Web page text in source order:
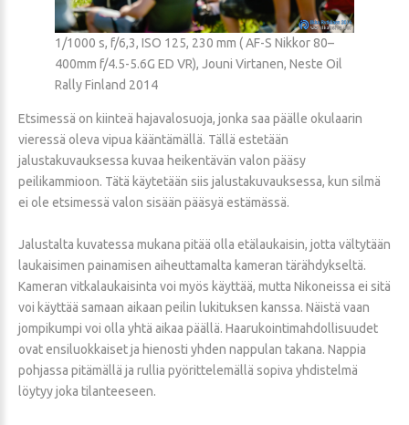
1/1000 s, f/6,3, ISO 125, 230 mm ( AF-S Nikkor 80–
400mm f/4.5-5.6G ED VR), Jouni Virtanen, Neste Oil
Rally Finland 2014
Etsimessä on kiinteä hajavalosuoja, jonka saa päälle okulaarin
vieressä oleva vipua kääntämällä. Tällä estetään
jalustakuvauksessa kuvaa heikentävän valon pääsy
peilikammioon. Tätä käytetään siis jalustakuvauksessa, kun silmä
ei ole etsimessä valon sisään pääsyä estämässä.
Jalustalta kuvatessa mukana pitää olla etälaukaisin, jotta vältytään
laukaisimen painamisen aiheuttamalta kameran tärähdykseltä.
Kameran vitkalaukaisinta voi myös käyttää, mutta Nikoneissa ei sitä
voi käyttää samaan aikaan peilin lukituksen kanssa. Näistä vaan
jompikumpi voi olla yhtä aikaa päällä. Haarukointimahdollisuudet
ovat ensiluokkaiset ja hienosti yhden nappulan takana. Nappia
pohjassa pitämällä ja rullia pyörittelemällä sopiva yhdistelmä
löytyy joka tilanteeseen.